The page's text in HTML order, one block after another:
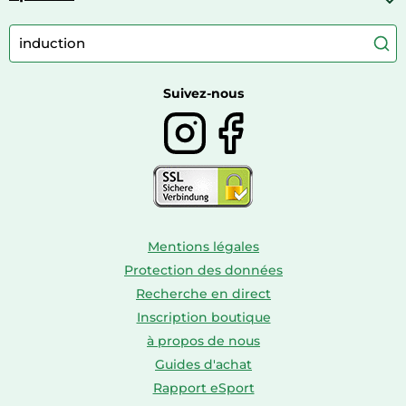
Meubles à langer
Camping
Caravaning
Autour du café
Autour du thé
Suivez-nous
Mentions légales
Protection des données
Recherche en direct
Inscription boutique
à propos de nous
Guides d'achat
Rapport eSport